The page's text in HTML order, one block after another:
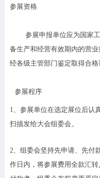
参展资格
参展申报单位应为国家
备生产和经营有效期内的营
经各级主管部门鉴定取得合格
参展程序
1、参展单位在选定展位后认
扫描发给大会组委会。
2、组委会坚持先申请、先付
作日内，将参展费用全款汇